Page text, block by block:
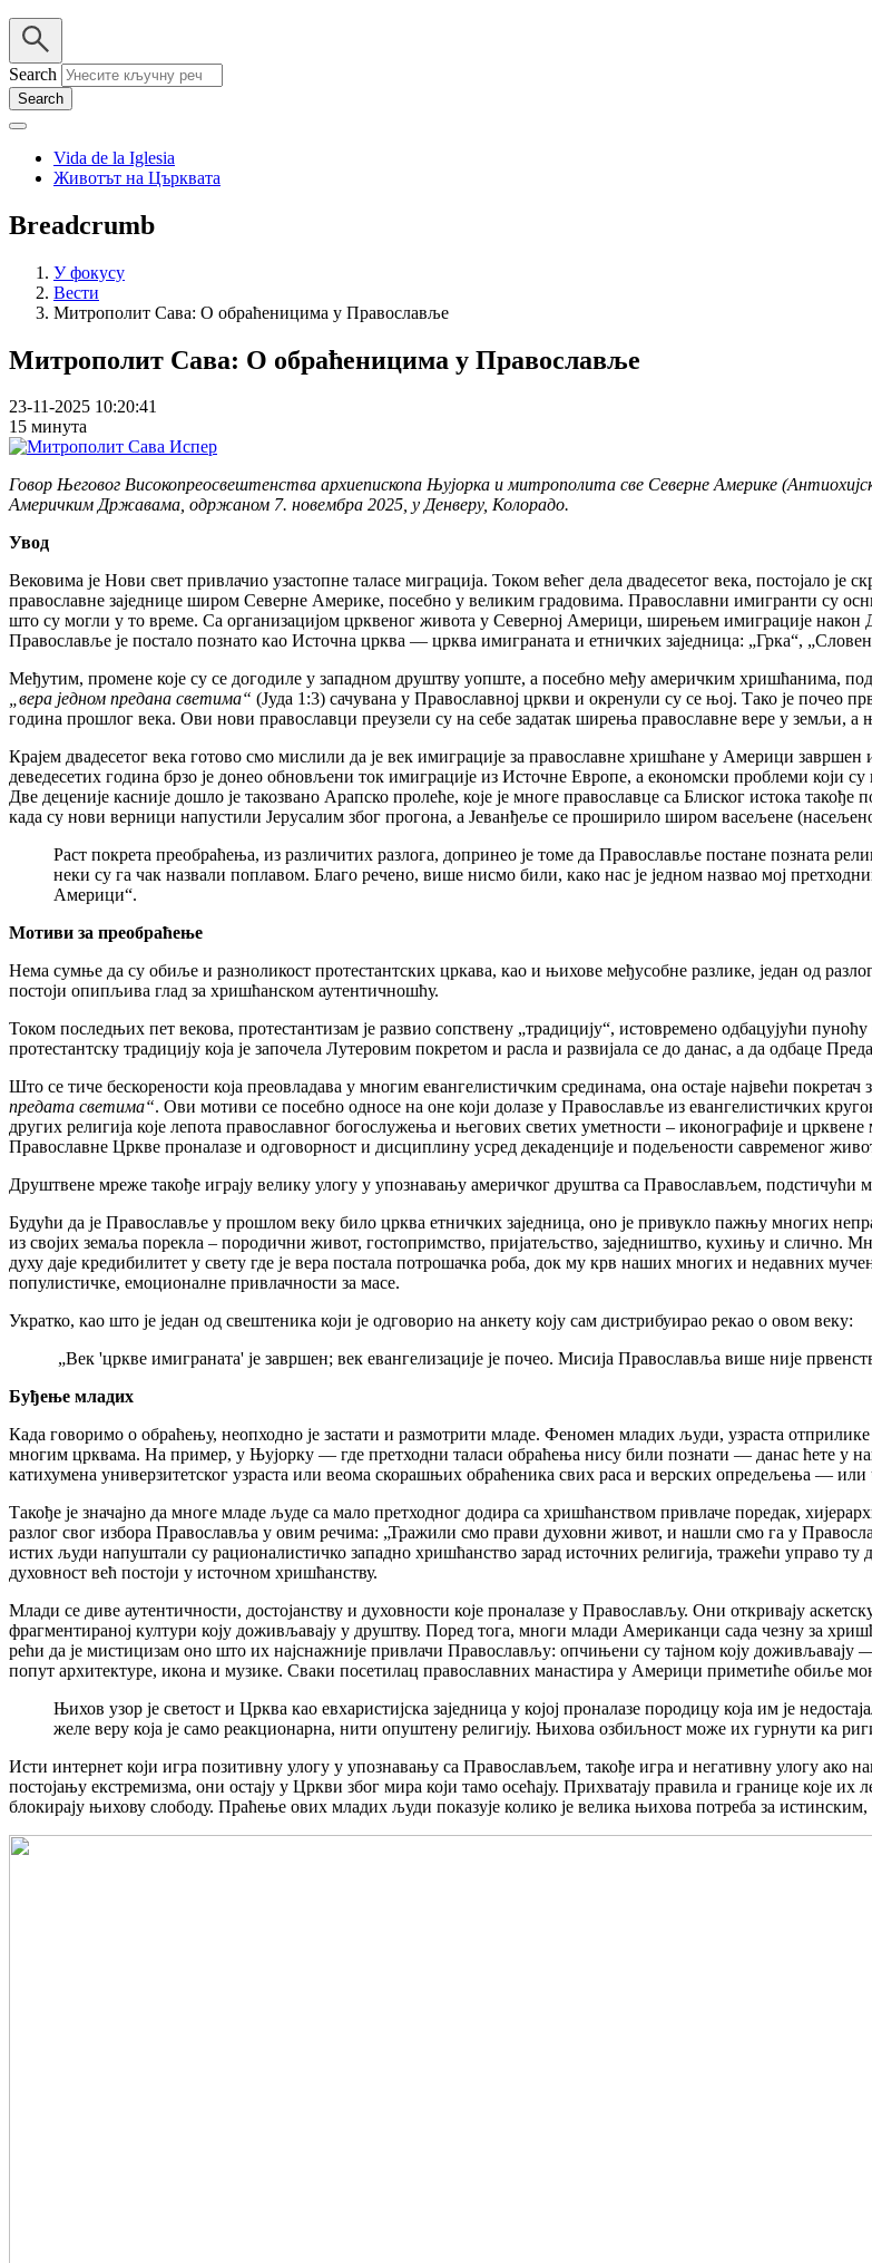
Search
Vida de la Iglesia
Животът на Църквата
Breadcrumb
У фокусу
Вести
Митрополит Сава: О обраћеницима у Православље
Митрополит Сава: О обраћеницима у Православље
23-11-2025 10:20:41
15 минута
Говор Његовог Високопреосвештенства архиепископа Њујорка и митрополита све Северне Америке
Америчким Државама, одржаном 7. новембра 2025, у Денверу, Колорадо.
Увод
Вековима је Нови свет привлачио узастопне таласе миграција. Током већег дела двадесетог века, постојало је
православне заједнице широм Северне Америке, посебно у великим градовима. Православни имигранти су
што су могли у то време. Са организацијом црквеног живота у Северној Америци, ширењем имиграције након
Православље је постало познато као Источна црква — црква имиграната и етничких заједница: „Грка“, „
Међутим, промене које су се догодиле у западном друштву уопште, а посебно међу америчким хришћанима,
„вера једном предана светима“ (Јуда 1:3) сачувана у Православној цркви и окренули су се њој. Тако је почео
година прошлог века. Ови нови православци преузели су на себе задатак ширења православне вере у земљи, а
Крајем двадесетог века готово смо мислили да је век имиграције за православне хришћане у Америци
деведесетих година брзо је донео обновљени ток имиграције из Источне Европе, а економски проблеми који
Две деценије касније дошло је такозвано Арапско пролеће, које је многе православце са Блиског истока
када су нови верници напустили Јерусалим због прогона, а Јеванђеље се проширило широм васељене
Раст покрета преобраћења, из различитих разлога, допринео је томе да Православље постане позната
неки су га чак назвали поплавом. Благо речено, више нисмо били, како нас је једном назвао мој
Америци“.
Мотиви за преобраћење
Нема сумње да су обиље и разноликост протестантских цркава, као и њихове међусобне разлике, један од
постоји опипљива глад за хришћанском аутентичношћу.
Током последњих пет векова, протестантизам је развио сопствену „традицију“, истовремено одбацујући
протестантску традицију која је започела Лутеровим покретом и расла и развијала се до данас, а да одбаце
Што се тиче бескорености која преовладава у многим евангелистичким срединама, она остаје највећи
предата светима“. Ови мотиви се посебно односе на оне који долазе у Православље из евангелистичких
других религија које лепота православног богослужења и његових светих уметности – иконографије и црквене
Православне Цркве проналазе и одговорност и дисциплину усред декаденције и подељености савременог
Друштвене мреже такође играју велику улогу у упознавању америчког друштва са Православљем, подстичући
Будући да је Православље у прошлом веку било црква етничких заједница, оно је привукло пажњу многих
из својих земаља порекла – породични живот, гостопримство, пријатељство, заједништво, кухињу и слично.
духу даје кредибилитет у свету где је вера постала потрошачка роба, док му крв наших многих и недавних
популистичке, емоционалне привлачности за масе.
Укратко, као што је један од свештеника који је одговорио на анкету коју сам дистрибуирао рекао о овом веку:
„Век 'цркве имиграната' је завршен; век евангелизације је почео. Мисија Православља више није
Буђење младих
Када говоримо о обраћењу, неопходно је застати и размотрити младе. Феномен младих људи, узраста
многим црквама. На пример, у Њујорку — где претходни таласи обраћења нису били познати — данас ћете у
катихумена универзитетског узраста или веома скорашњих обраћеника свих раса и верских опредељења — или
Такође је значајно да многе младе људе са мало претходног додира са хришћанством привлаче поредак,
разлог свог избора Православља у овим речима: „Тражили смо прави духовни живот, и нашли смо га у
истих људи напуштали су рационалистичко западно хришћанство зарад источних религија, тражећи управо ту
духовност већ постоји у источном хришћанству.
Млади се диве аутентичности, достојанству и духовности које проналазе у Православљу. Они откривају
фрагментираној култури коју доживљавају у друштву. Поред тога, многи млади Американци сада чезну за
рећи да је мистицизам оно што их најснажније привлачи Православљу: опчињени су тајном коју доживљавају
попут архитектуре, икона и музике. Сваки посетилац православних манастира у Америци приметиће обиље
Њихов узор је светост и Црква као евхаристијска заједница у којој проналазе породицу која им је
желе веру која је само реакционарна, нити опуштену религију. Њихова озбиљност може их гурнути ка
Исти интернет који игра позитивну улогу у упознавању са Православљем, такође игра и негативну улогу ако
постојању екстремизма, они остају у Цркви због мира који тамо осећају. Прихватају правила и границе које их
блокирају њихову слободу. Праћење ових младих људи показује колико је велика њихова потреба за